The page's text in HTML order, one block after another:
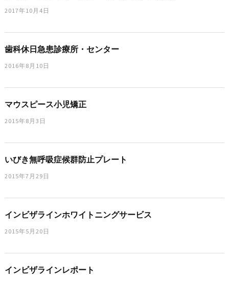
2017年10月4日
歯科休日急患診療所・センター
2016年8月10日
マウスピース小児矯正
2015年8月3日
いびき無呼吸症候群防止プレート
2015年7月29日
インビザラインホワイトニングサービス
2015年5月20日
インビザラインレポート